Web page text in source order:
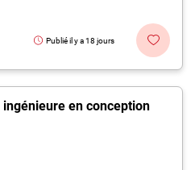
Publié il y a 18 jours
en conception